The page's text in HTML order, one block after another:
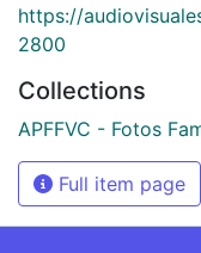
https://
2800
Collections
APFFVC - Fotos
Full item page